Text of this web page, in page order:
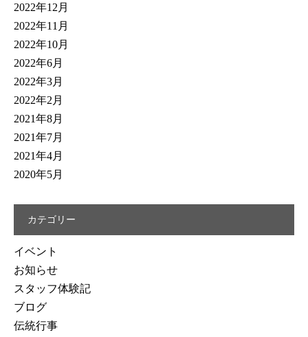
2022年12月
2022年11月
2022年10月
2022年6月
2022年3月
2022年2月
2021年8月
2021年7月
2021年4月
2020年5月
カテゴリー
イベント
お知らせ
スタッフ体験記
ブログ
伝統行事